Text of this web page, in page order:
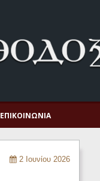
ΕΠΙΚΟΙΝΩΝΊΑ
2 Ιουνίου 2026